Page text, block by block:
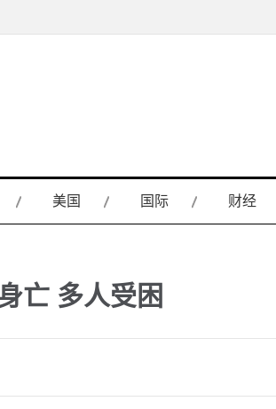
美国 国际 财经
亡 多人受困